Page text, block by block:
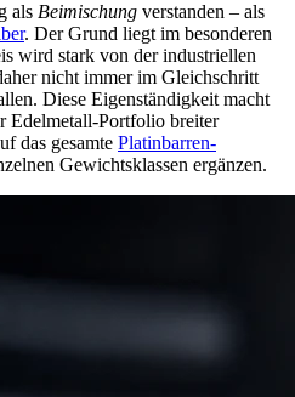
als Beimischung verstanden – als
. Der Grund liegt im besonderen
wird stark von der industriellen
nicht immer im Gleichschritt
Diese Eigenständigkeit macht
Edelmetall-Portfolio breiter
das gesamte Platinbarren-
Gewichtsklassen ergänzen.